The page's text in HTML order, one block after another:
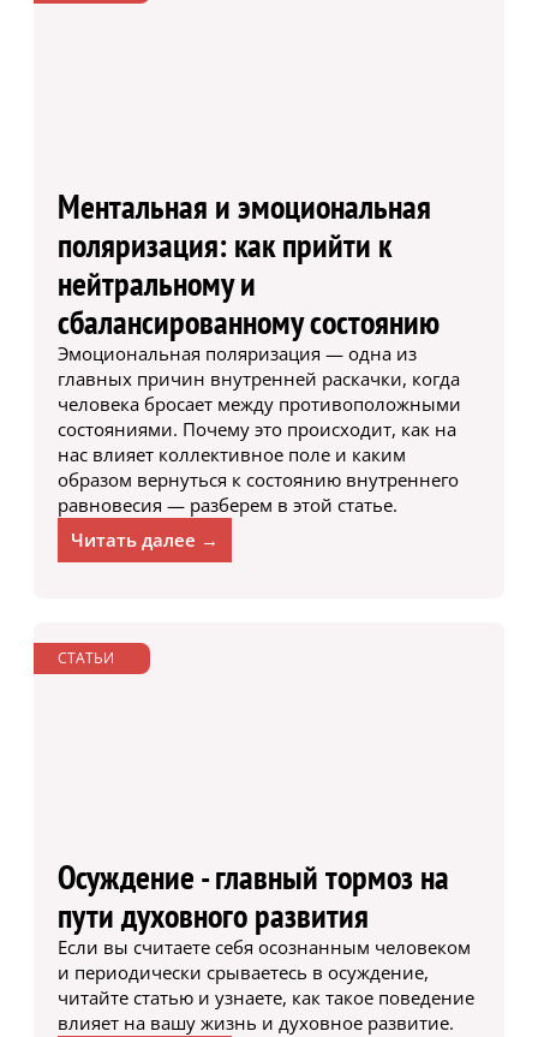
Ментальная и эмоциональная
поляризация: как прийти к
нейтральному и
сбалансированному состоянию
Эмоциональная поляризация — одна из
главных причин внутренней раскачки, когда
человека бросает между противоположными
состояниями. Почему это происходит, как на
нас влияет коллективное поле и каким
образом вернуться к состоянию внутреннего
равновесия — разберем в этой статье.
Читать далее →
СТАТЬИ
Осуждение - главный тормоз на
пути духовного развития
Если вы считаете себя осознанным человеком
и периодически срываетесь в осуждение,
читайте статью и узнаете, как такое поведение
влияет на вашу жизнь и духовное развитие.